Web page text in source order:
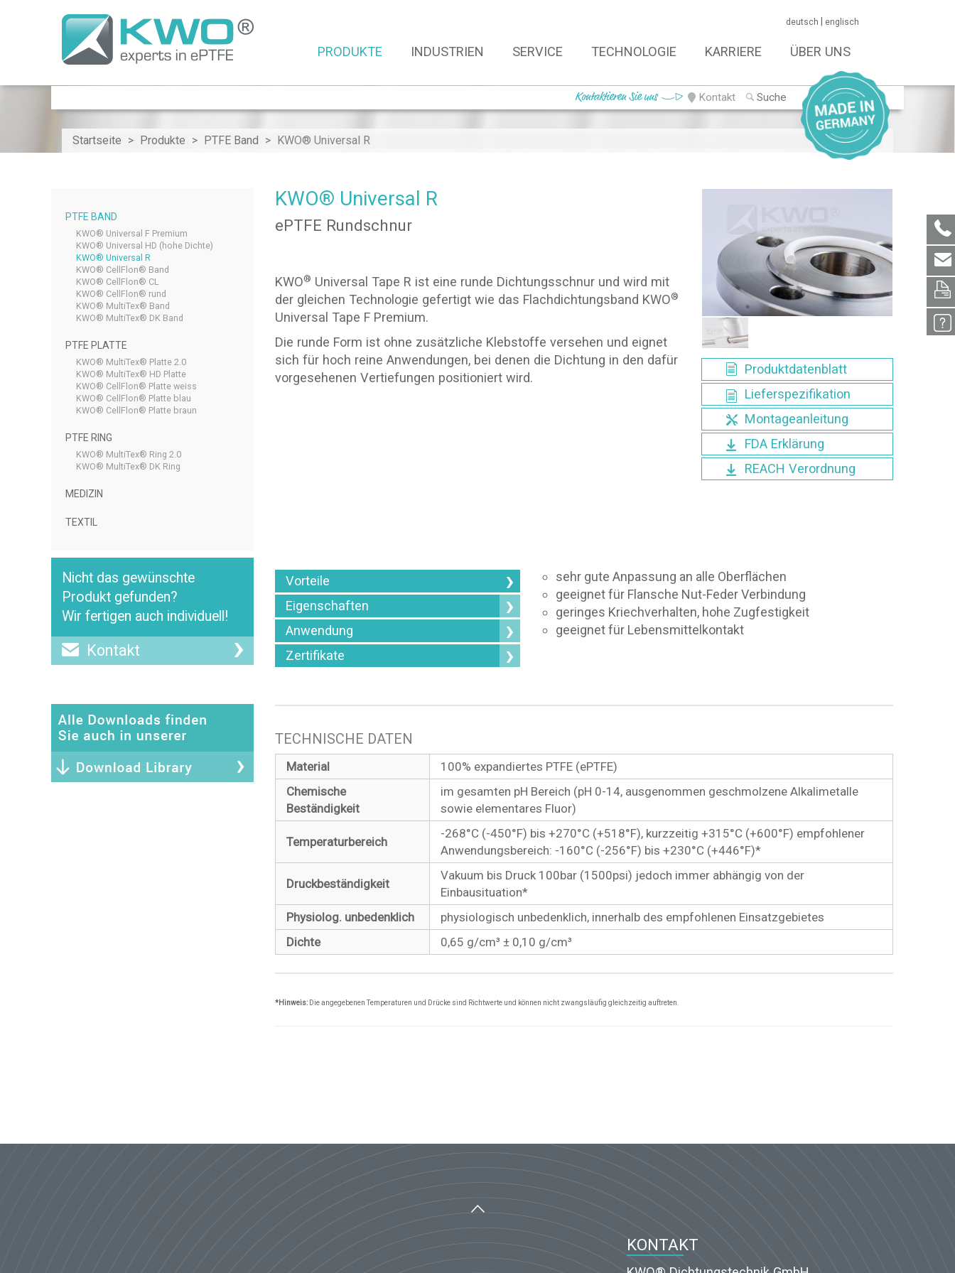
deutsch englisch
PRODUKTE INDUSTRIEN SERVICE TECHNOLOGIE KARRIERE ÜBER UNS
Kontakt
Kontaktieren Sie uns
Startseite Produkte PTFE Band KWO® Universal R
PTFE BAND
KWO® Universal F Premium
KWO® Universal HD (hohe Dichte)
KWO® Universal R
KWO® CellFlon® Band
KWO® CellFlon® CL
KWO® CellFlon® rund
KWO® MultiTex® Band
KWO® MultiTex® DK Band
PTFE PLATTE
KWO® MultiTex® Platte 2.0
KWO® MultiTex® HD Platte
KWO® CellFlon® Platte weiss
KWO® CellFlon® Platte blau
KWO® CellFlon® Platte braun
PTFE RING
KWO® MultiTex® Ring 2.0
KWO® MultiTex® DK Ring
MEDIZIN
TEXTIL
Nicht das gewünschte
Produkt gefunden?
Wir fertigen auch individuell!
Kontakt
KWO® Universal R
ePTFE Rundschnur
KWO® Universal Tape R ist eine runde Dichtungsschnur und wird mit
der gleichen Technologie gefertigt wie das Flachdichtungsband KWO®
Universal Tape F Premium.
Die runde Form ist ohne zusätzliche Klebstoffe versehen und eignet
sich für hoch reine Anwendungen, bei denen die Dichtung in den dafür
vorgesehenen Vertiefungen positioniert wird.
Produktdatenblatt
Lieferspezifikation
Montageanleitung
FDA Erklärung
REACH Verordnung
Vorteile
Eigenschaften
Anwendung
Zertifikate
sehr gute Anpassung an alle Oberflächen
geeignet für Flansche Nut-Feder Verbindung
geringes Kriechverhalten, hohe Zugfestigkeit
geeignet für Lebensmittelkontakt
TECHNISCHE DATEN
Material
100% expandiertes PTFE (ePTFE)
Chemische
Beständigkeit
im gesamten pH Bereich (pH 0-14, ausgenommen geschmolzene Alkalimetalle
sowie elementares Fluor)
Temperaturbereich
-268°C (-450°F) bis +270°C (+518°F), kurzzeitig +315°C (+600°F) empfohlener
Anwendungsbereich: -160°C (-256°F) bis +230°C (+446°F)*
Druckbeständigkeit
Vakuum bis Druck 100bar (1500psi) jedoch immer abhängig von der
Einbausituation*
Physiolog. unbedenklich
physiologisch unbedenklich, innerhalb des empfohlenen Einsatzgebietes
Dichte
0,65 g/cm³ ± 0,10 g/cm³
*Hinweis: Die angegebenen Temperaturen und Drücke sind Richtwerte und können nicht zwangsläufig gleichzeitig auftreten.
KONTAKT